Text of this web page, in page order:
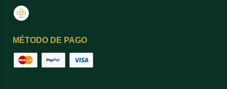
Instagram
MÉTODO DE PAGO